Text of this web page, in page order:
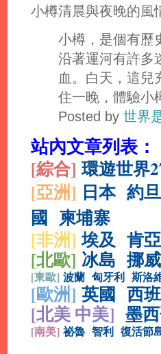
小樽清晨與夜晚的風
小樽，是個有歷
沿著運河有許多
血。白天，這兒
住一晚，體驗小
Posted by 世界
站內文章列表：
[綜合] 環遊世界
[亞洲] 日本 約旦
國 柬埔寨
[非洲]埃及 肯亞
[北歐] 冰島 挪威
[東歐] 波蘭 匈牙利 斯洛
[歐洲] 英國 西
[北美 中美] 墨
[南美] 祕魯 智利 復活節